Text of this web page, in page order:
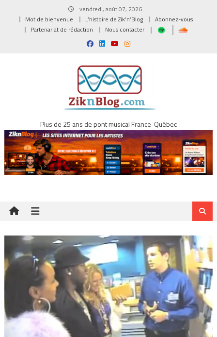
vendredi, août 07, 2026
Mot de bienvenue
L’histoire de Zik’n’Blog
Abonnez-vous
Partenariat de rédaction
Nous contacter
Plus de 25 ans de pont musical France-Québec